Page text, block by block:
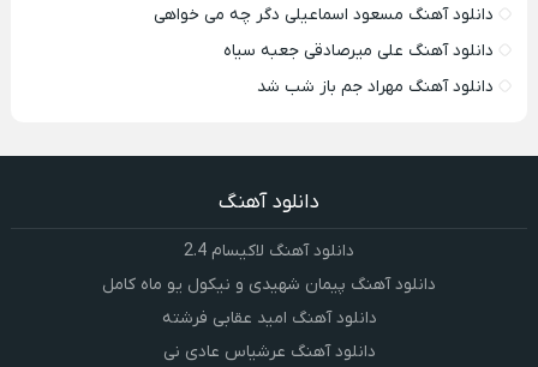
دانلود آهنگ مسعود اسماعیلی دگر چه می خواهی
دانلود آهنگ علی میرصادقی جعبه سیاه
دانلود آهنگ مهراد جم باز شب شد
دانلود آهنگ
دانلود آهنگ لاکیسام 2.4
دانلود آهنگ پیمان شهیدی و نیکول یو ماه کامل
دانلود آهنگ امید عقابی فرشته
دانلود آهنگ عرشیاس عادی نی